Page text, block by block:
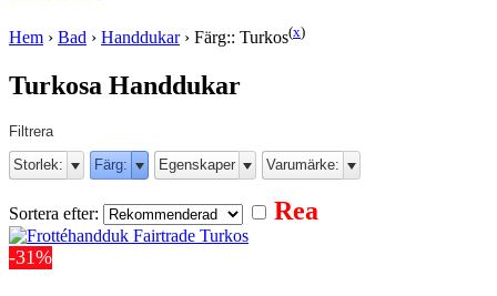
Hem › Bad › Handdukar› Färg:: Turkos(x)
Turkosa Handdukar
Filtrera
Storlek:
Färg: Egenskaper Varumärke:
Sortera efter: Rea
-31%